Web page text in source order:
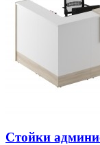
Стойки